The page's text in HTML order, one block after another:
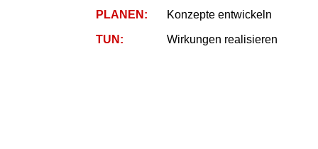
PLANEN: Konzepte entwickeln
TUN: Wirkungen realisieren